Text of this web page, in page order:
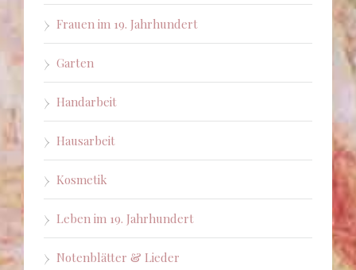
Frauen im 19. Jahrhundert
Garten
Handarbeit
Hausarbeit
Kosmetik
Leben im 19. Jahrhundert
Notenblätter & Lieder